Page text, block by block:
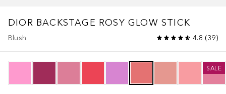
DIOR BACKSTAGE ROSY GLOW STICK
Blush 4.8 (39)
SALE